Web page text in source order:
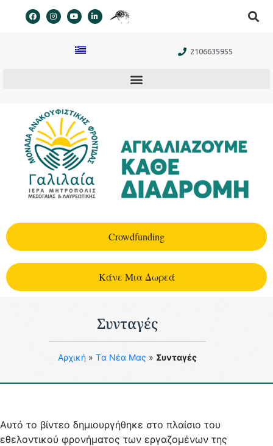
περιεχόμενο
2106635955
Crowdfunding
Kάνε Μια Δωρεά
Συνταγές
Aρχική » Tα Νέα Μας » Συνταγές
Αυτό το βίντεο δημιουργήθηκε στο πλαίσιο του
εθελοντικού φρονήματος των εργαζομένων της